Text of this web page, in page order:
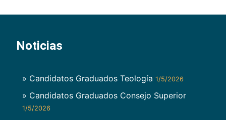
Noticias
» Candidatos Graduados Teología 1/5/2026
» Candidatos Graduados Consejo Superior
1/5/2026